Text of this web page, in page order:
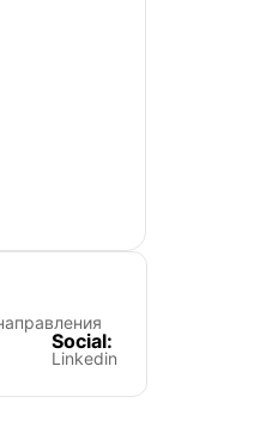
Social:
Linkedin